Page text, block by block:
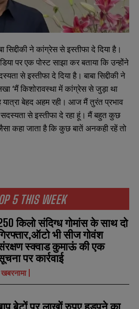
5 THIS WEEK
किलो संदिग्ध गोमांस के साथ दो
भी सीज गोवंश
स्क्वाड कुमाऊं की एक
पर कार्रवाई
खबरनामा
बेटों पर लाखों रुपए हड़पने का
सिद्दीकी ने कांग्रेस से इस्तीफा दे दिया है।
पर एक पोस्ट साझा कर बताया कि उन्होंने
से इस्तीफा दे दिया है। बाबा सिद्दीकी ने
‘मैं किशोरावस्था में कांग्रेस से जुड़ा था
बेहद अहम रही। आज मैं तुरंत प्रभाव
से इस्तीफा दे रहा हूं। मैं बहुत कुछ
कहा जाता है कि कुछ बातें अनकही रहें तो